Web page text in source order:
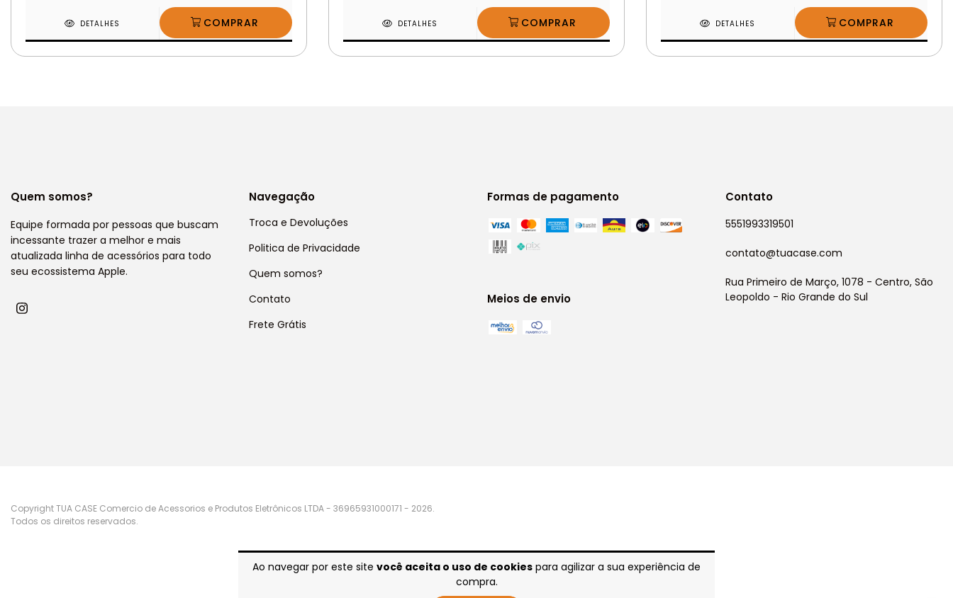
Ao navegar por este site você aceita o uso de cookies para agilizar a sua experiência de
compra.
DETALHES DETALHES DETALHES
Quem somos?
Equipe formada por pessoas que buscam
incessante trazer a melhor e mais
atualizada linha de acessórios para todo
seu ecossistema Apple.
Navegação
Troca e Devoluções
Politica de Privacidade
Quem somos?
Contato
Frete Grátis
Formas de pagamento
Meios de envio
Contato
5551993319501
contato@tuacase.com
Rua Primeiro de Março, 1078 - Centro, São
Leopoldo - Rio Grande do Sul
Copyright TUA CASE Comercio de Acessorios e Produtos Eletrônicos LTDA - 36965931000171 - 2026.
Todos os direitos reservados.